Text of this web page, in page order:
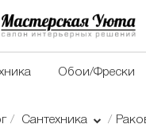
Обои/Фрески
Сантехника